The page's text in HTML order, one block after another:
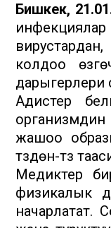
Бишкек,
колдоо
дарыгерлери
Адистер
жашоо
түздөн-түз
Медиктер
физикалык
начарлатат.